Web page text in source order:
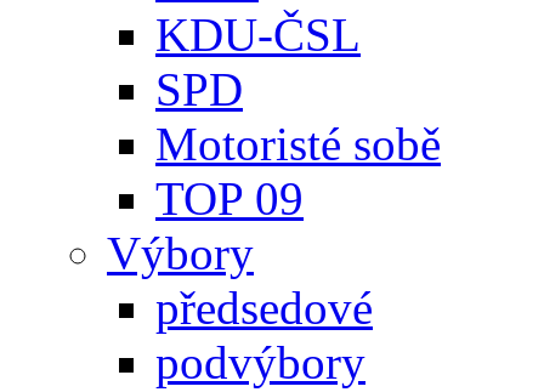
KDU-ČSL
SPD
Motoristé sobě
TOP 09
Výbory
předsedové
podvýbory